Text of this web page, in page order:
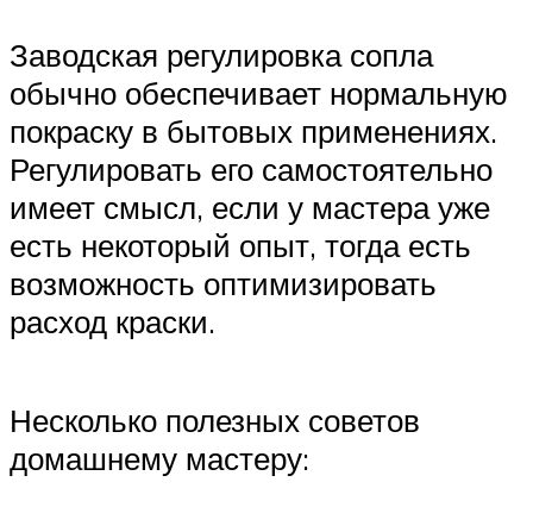
Заводская регулировка сопла
обычно обеспечивает нормальную
покраску в бытовых применениях.
Регулировать его самостоятельно
имеет смысл, если у мастера уже
есть некоторый опыт, тогда есть
возможность оптимизировать
расход краски.
Несколько полезных советов
домашнему мастеру: